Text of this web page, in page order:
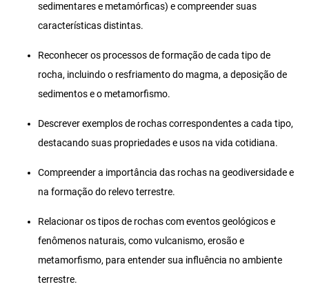
sedimentares e metamórficas) e compreender suas
características distintas.
Reconhecer os processos de formação de cada tipo de
rocha, incluindo o resfriamento do magma, a deposição de
sedimentos e o metamorfismo.
Descrever exemplos de rochas correspondentes a cada tipo,
destacando suas propriedades e usos na vida cotidiana.
Compreender a importância das rochas na geodiversidade e
na formação do relevo terrestre.
Relacionar os tipos de rochas com eventos geológicos e
fenômenos naturais, como vulcanismo, erosão e
metamorfismo, para entender sua influência no ambiente
terrestre.